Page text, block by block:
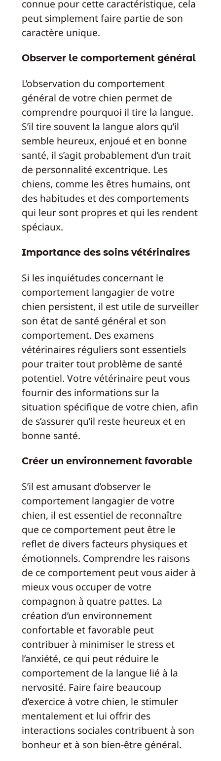
connue pour cette caractéristique, cela
peut simplement faire partie de son
caractère unique.
Observer le comportement général
L’observation du comportement
général de votre chien permet de
comprendre pourquoi il tire la langue.
S’il tire souvent la langue alors qu’il
semble heureux, enjoué et en bonne
santé, il s’agit probablement d’un trait
de personnalité excentrique. Les
chiens, comme les êtres humains, ont
des habitudes et des comportements
qui leur sont propres et qui les rendent
spéciaux.
Importance des soins vétérinaires
Si les inquiétudes concernant le
comportement langagier de votre
chien persistent, il est utile de surveiller
son état de santé général et son
comportement. Des examens
vétérinaires réguliers sont essentiels
pour traiter tout problème de santé
potentiel. Votre vétérinaire peut vous
fournir des informations sur la
situation spécifique de votre chien, afin
de s’assurer qu’il reste heureux et en
bonne santé.
Créer un environnement favorable
S’il est amusant d’observer le
comportement langagier de votre
chien, il est essentiel de reconnaître
que ce comportement peut être le
reflet de divers facteurs physiques et
émotionnels. Comprendre les raisons
de ce comportement peut vous aider à
mieux vous occuper de votre
compagnon à quatre pattes. La
création d’un environnement
confortable et favorable peut
contribuer à minimiser le stress et
l’anxiété, ce qui peut réduire le
comportement de la langue lié à la
nervosité. Faire faire beaucoup
d’exercice à votre chien, le stimuler
mentalement et lui offrir des
interactions sociales contribuent à son
bonheur et à son bien-être général.